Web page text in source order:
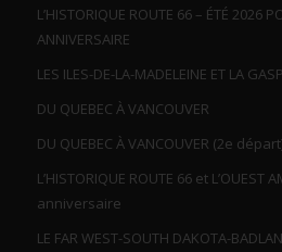
L’HISTORIQUE ROUTE 66 – ÉTÉ 2026
ANNIVERSAIRE
LES ILES-DE-LA-MADELEINE ET LA
DU QUEBEC À VANCOUVER
DU QUEBEC À VANCOUVER (2e
L’HISTORIQUE ROUTE 66 et L’OUEST
anniversaire
LE FAR WEST-SOUTH DAKOTA-